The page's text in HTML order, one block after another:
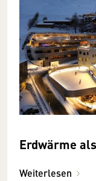
Erdwärme
Weiterlesen